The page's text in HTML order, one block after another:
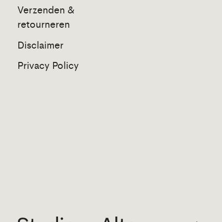
Verzenden &
retourneren
Disclaimer
Privacy Policy